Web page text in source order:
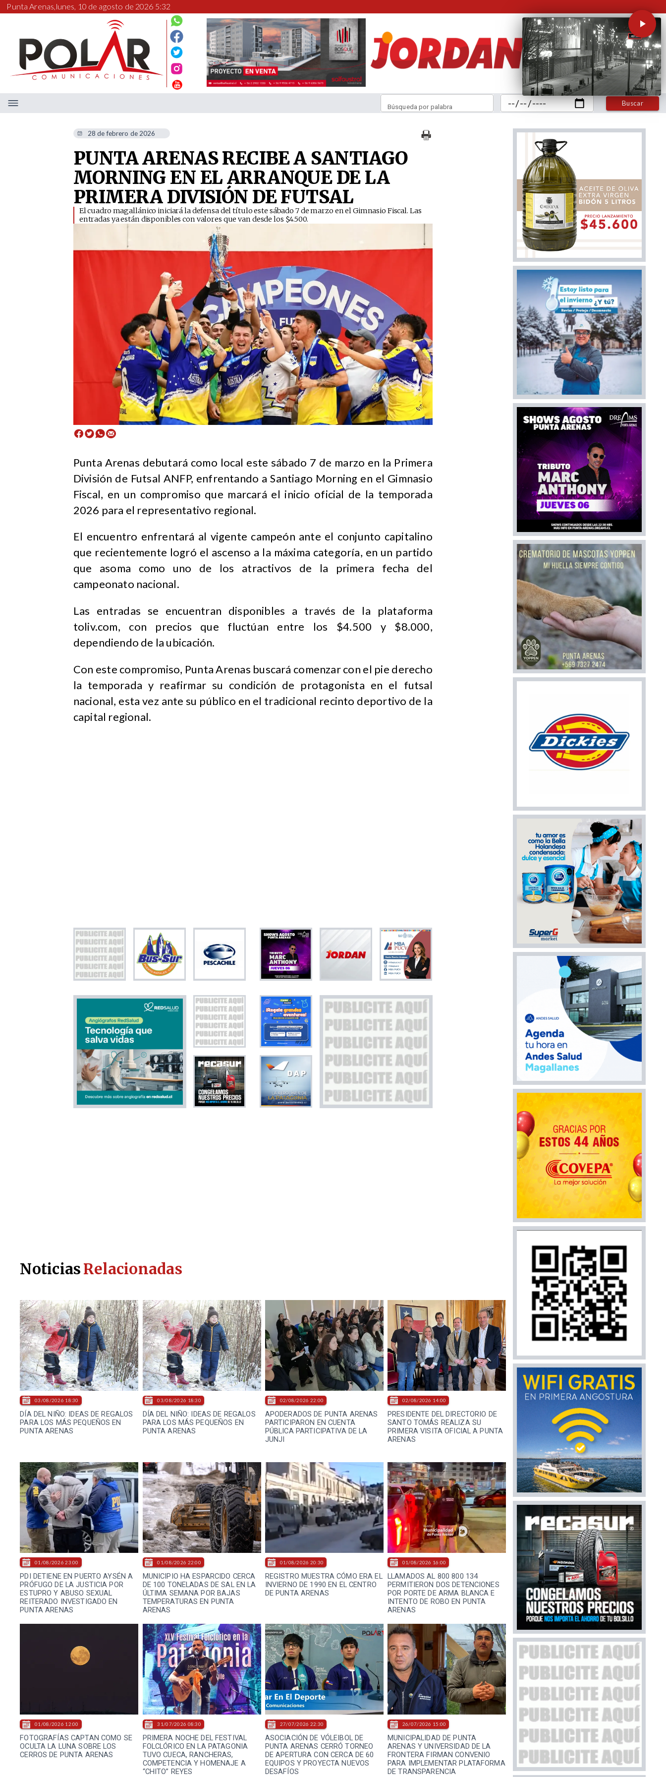
Punta Arenas,lunes, 10 de agosto de 2026 5:32
Buscar
Búsqueda por palabra
28 de febrero de 2026
PUNTA ARENAS RECIBE A SANTIAGO
MORNING EN EL ARRANQUE DE LA
PRIMERA DIVISIÓN DE FUTSAL
El cuadro magallánico iniciará la defensa del título este sábado 7 de marzo en el Gimnasio Fiscal. Las
entradas ya están disponibles con valores que van desde los $4.500.
Punta Arenas debutará como local este sábado 7 de marzo en la Primera
División de Futsal ANFP, enfrentando a Santiago Morning en el Gimnasio
Fiscal, en un compromiso que marcará el inicio oficial de la temporada
2026 para el representativo regional.
El encuentro enfrentará al vigente campeón ante el conjunto capitalino
que recientemente logró el ascenso a la máxima categoría, en un partido
que asoma como uno de los atractivos de la primera fecha del
campeonato nacional.
Las entradas se encuentran disponibles a través de la plataforma
toliv.com, con precios que fluctúan entre los $4.500 y $8.000,
dependiendo de la ubicación.
Con este compromiso, Punta Arenas buscará comenzar con el pie derecho
la temporada y reafirmar su condición de protagonista en el futsal
nacional, esta vez ante su público en el tradicional recinto deportivo de la
capital regional.
DÍA DEL NIÑO: IDEAS DE REGALOS
PARA LOS MÁS PEQUEÑOS EN
PUNTA ARENAS
03/08/2026 18:30
DÍA DEL NIÑO: IDEAS DE REGALOS
PARA LOS MÁS PEQUEÑOS EN
PUNTA ARENAS
03/08/2026 18:30
APODERADOS DE PUNTA ARENAS
PARTICIPARON EN CUENTA
PÚBLICA PARTICIPATIVA DE LA
JUNJI
02/08/2026 22:00
PRESIDENTE DEL DIRECTORIO DE
SANTO TOMÁS REALIZA SU
PRIMERA VISITA OFICIAL A PUNTA
ARENAS
02/08/2026 14:00
PDI DETIENE EN PUERTO AYSÉN A
PRÓFUGO DE LA JUSTICIA POR
ESTUPRO Y ABUSO SEXUAL
REITERADO INVESTIGADO EN
PUNTA ARENAS
01/08/2026 23:00
MUNICIPIO HA ESPARCIDO CERCA
DE 100 TONELADAS DE SAL EN LA
ÚLTIMA SEMANA POR BAJAS
TEMPERATURAS EN PUNTA
ARENAS
01/08/2026 22:00
REGISTRO MUESTRA CÓMO ERA EL
INVIERNO DE 1990 EN EL CENTRO
DE PUNTA ARENAS
01/08/2026 20:30
LLAMADOS AL 800 800 134
PERMITIERON DOS DETENCIONES
POR PORTE DE ARMA BLANCA E
INTENTO DE ROBO EN PUNTA
ARENAS
01/08/2026 16:00
FOTOGRAFÍAS CAPTAN COMO SE
OCULTA LA LUNA SOBRE LOS
CERROS DE PUNTA ARENAS
01/08/2026 12:00
PRIMERA NOCHE DEL FESTIVAL
FOLCLÓRICO EN LA PATAGONIA
TUVO CUECA, RANCHERAS,
COMPETENCIA Y HOMENAJE A
“CHITO” REYES
31/07/2026 08:30
ASOCIACIÓN DE VÓLEIBOL DE
PUNTA ARENAS CERRÓ TORNEO
DE APERTURA CON CERCA DE 60
EQUIPOS Y PROYECTA NUEVOS
DESAFÍOS
27/07/2026 22:30
MUNICIPALIDAD DE PUNTA
ARENAS Y UNIVERSIDAD DE LA
FRONTERA FIRMAN CONVENIO
PARA IMPLEMENTAR PLATAFORMA
DE TRANSPARENCIA
26/07/2026 15:00
NoticiasRelacionadas